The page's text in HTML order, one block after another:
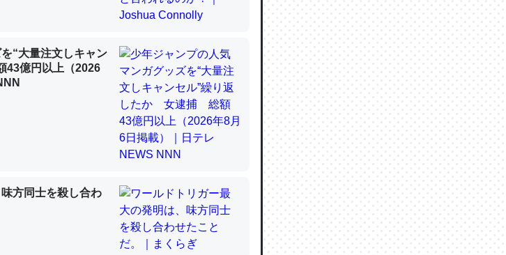
に使う脊椎動物と貝類は苦労してるんだな…。腹足
「昆虫はなぜ海にいないのか」に関する新仮説
まに覗いてる。ぼちぼちRingも置こうかと画策
“大量注文しキャン
億円以上（2026
方同士を殺し合わ